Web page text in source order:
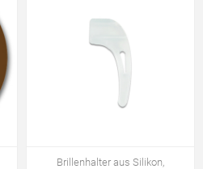
Brillenhalter aus Silikon,